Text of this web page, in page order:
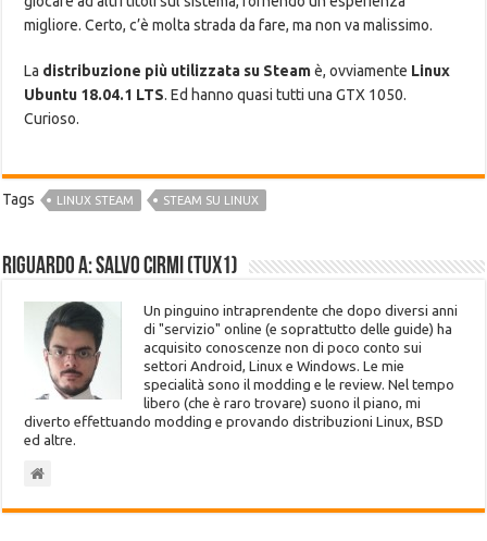
migliore. Certo, c’è molta strada da fare, ma non va malissimo.
La distribuzione più utilizzata su Steamè, ovviamente Linux
Ubuntu 18.04.1 LTS. Ed hanno quasi tutti una GTX 1050.
Curioso.
Tags LINUX STEAM STEAM SU LINUX
Riguardo a: Salvo Cirmi (Tux1)
Un pinguino intraprendente che dopo diversi anni
di "servizio" online (e soprattutto delle guide) ha
acquisito conoscenze non di poco conto sui
settori Android, Linux e Windows. Le mie
specialità sono il modding e le review. Nel tempo
libero (che è raro trovare) suono il piano, mi
diverto effettuando modding e provando distribuzioni Linux, BSD
ed altre.